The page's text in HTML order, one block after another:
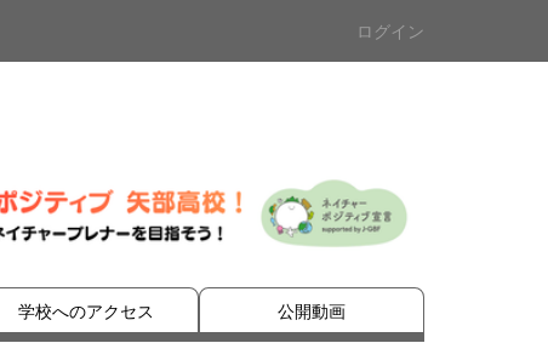
ログイン
学校へのアクセス 公開動画